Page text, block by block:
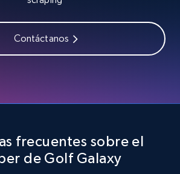
Views, and more.
Prueba gratuita
Contáctanos
frecuentes sobre el
de Golf Galaxy